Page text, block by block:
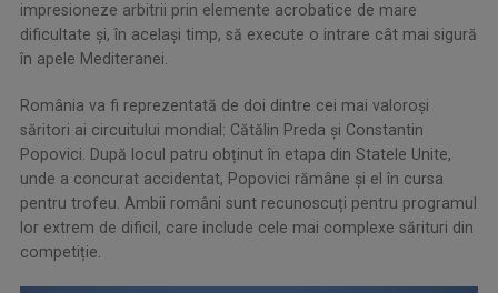
impresioneze arbitrii prin elemente acrobatice de mare
dificultate și, în același timp, să execute o intrare cât mai sigură
în apele Mediteranei.
România va fi reprezentată de doi dintre cei mai valoroși
săritori ai circuitului mondial: Cătălin Preda și Constantin
Popovici. După locul patru obținut în etapa din Statele Unite,
unde a concurat accidentat, Popovici rămâne și el în cursa
pentru trofeu. Ambii români sunt recunoscuți pentru programul
lor extrem de dificil, care include cele mai complexe sărituri din
competiție.